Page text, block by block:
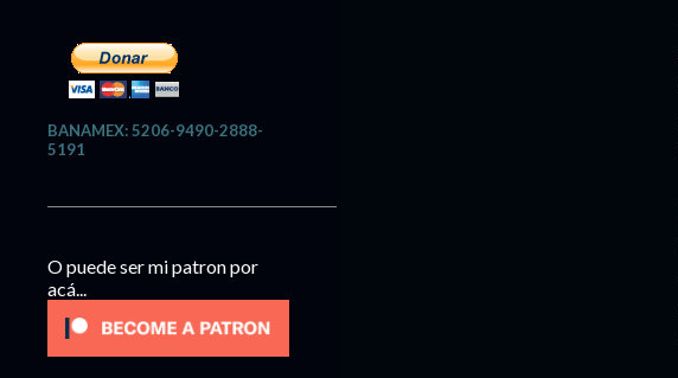
BANAMEX: 5206-9490-2888-
5191
O puede ser mi patron por
acá...